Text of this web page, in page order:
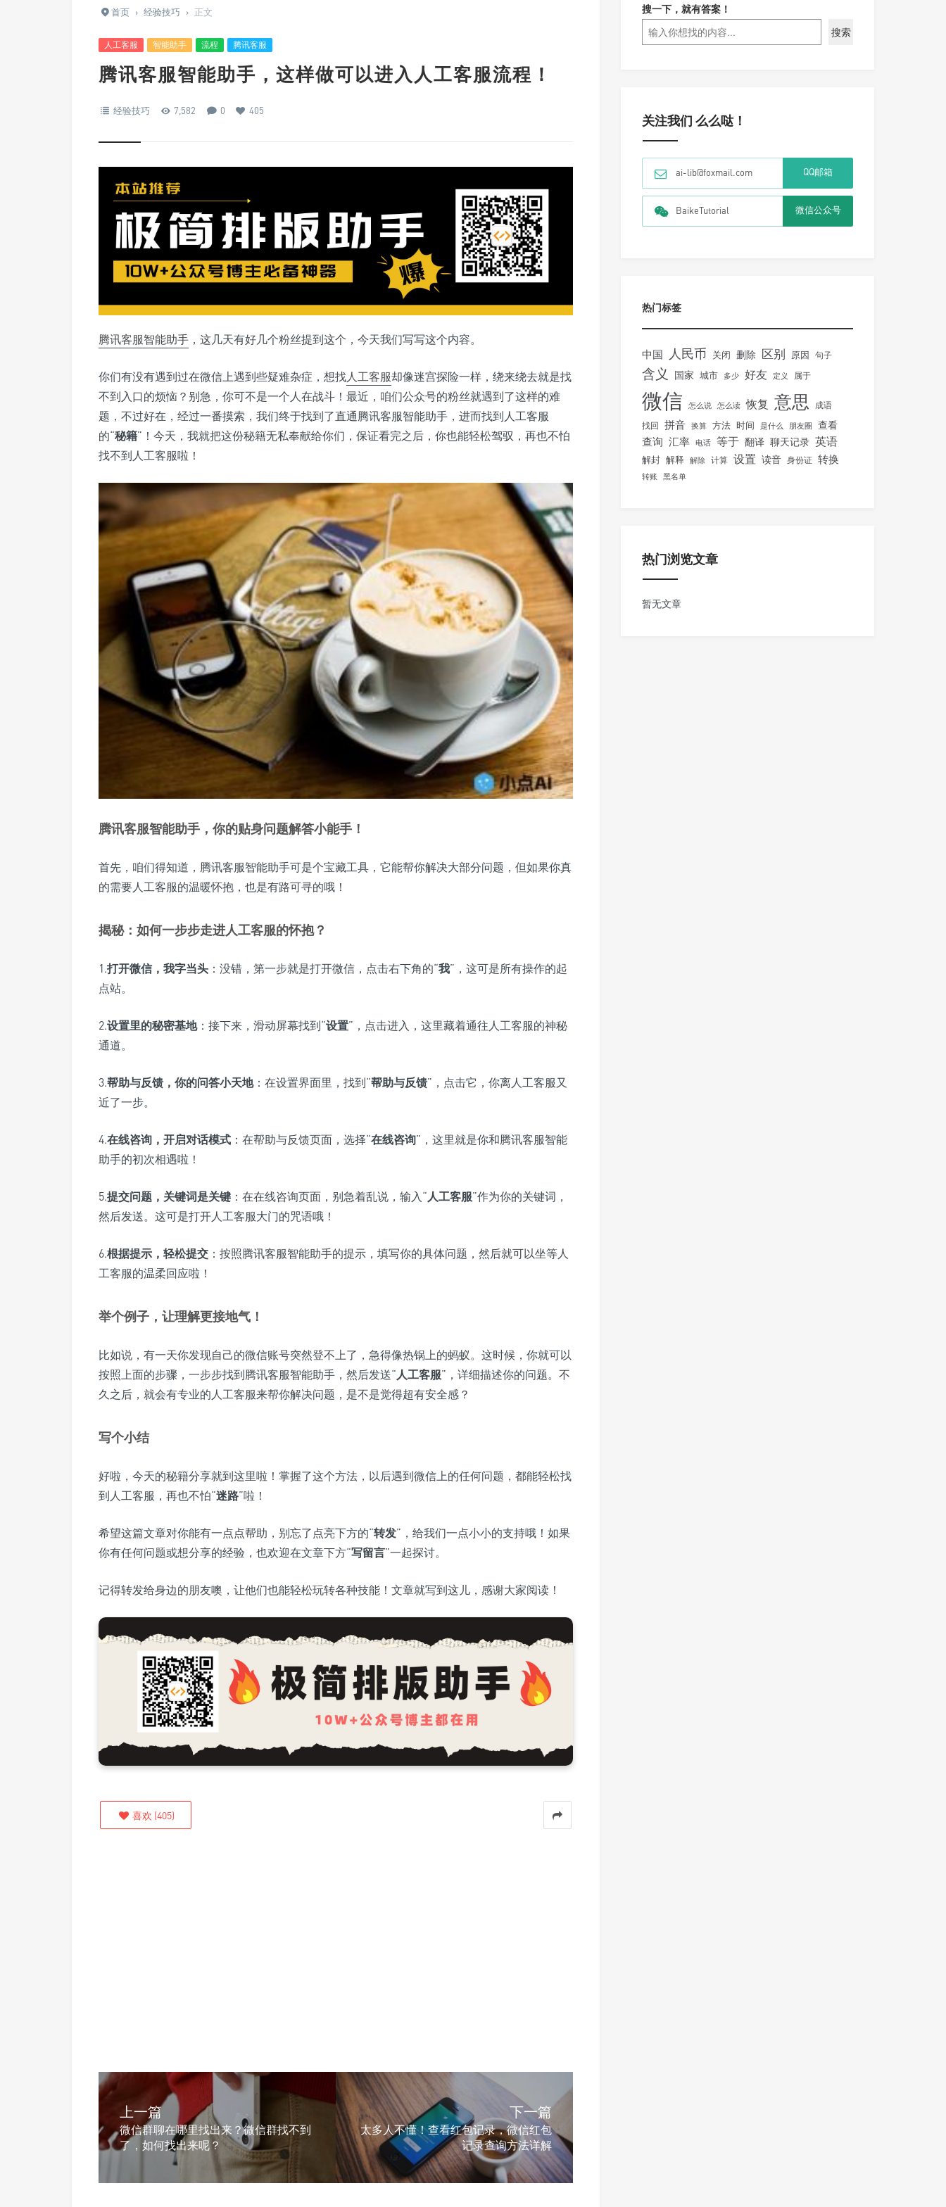
首页 › 经验技巧 › 正文
人工客服 智能助手 流程 腾讯客服
腾讯客服智能助手，这样做可以进入人工客服流程！
经验技巧 7,582 0 405
腾讯客服智能助手 ，这几天有好几个粉丝提到这个，今天我们写写这个内容。
你们有没有遇到过在微信上遇到些疑难杂症，想找 人工客服却像迷宫探险一样，绕来绕去就是找
不到入口的烦恼？别急，你可不是一个人在战斗！最近，咱们公众号的粉丝就遇到了这样的难
题，不过好在，经过一番摸索，我们终于找到了直通腾讯客服智能助手，进而找到人工客服
的“秘籍”！今天，我就把这份秘籍无私奉献给你们，保证看完之后，你也能轻松驾驭，再也不怕
找不到人工客服啦！
腾讯客服智能助手，你的贴身问题解答小能手！
首先，咱们得知道，腾讯客服智能助手可是个宝藏工具，它能帮你解决大部分问题，但如果你真
的需要人工客服的温暖怀抱，也是有路可寻的哦！
揭秘：如何一步步走进人工客服的怀抱？
1.打开微信，我字当头 ：没错，第一步就是打开微信，点击右下角的“我”，这可是所有操作的起
点站。
2.设置里的秘密基地：接下来，滑动屏幕找到“设置”，点击进入，这里藏着通往人工客服的神秘
通道。
3.帮助与反馈，你的问答小天地：在设置界面里，找到“帮助与反馈”，点击它，你离人工客服又
近了一步。
4.在线咨询，开启对话模式 ：在帮助与反馈页面，选择“在线咨询”，这里就是你和腾讯客服智能
助手的初次相遇啦！
5.提交问题，关键词是关键 ：在在线咨询页面，别急着乱说，输入“ 人工客服”作为你的关键词，
然后发送。这可是打开人工客服大门的咒语哦！
6.根据提示，轻松提交 ：按照腾讯客服智能助手的提示，填写你的具体问题，然后就可以坐等人
工客服的温柔回应啦！
举个例子，让理解更接地气！
比如说，有一天你发现自己的微信账号突然登不上了，急得像热锅上的蚂蚁。这时候，你就可以
按照上面的步骤，一步步找到腾讯客服智能助手，然后发送“ 人工客服”，详细描述你的问题。不
久之后，就会有专业的人工客服来帮你解决问题，是不是觉得超有安全感？
写个小结
好啦，今天的秘籍分享就到这里啦！掌握了这个方法，以后遇到微信上的任何问题，都能轻松找
到人工客服，再也不怕“迷路”啦！
希望这篇文章对你能有一点点帮助，别忘了点亮下方的“转发”，给我们一点小小的支持哦！如果
你有任何问题或想分享的经验，也欢迎在文章下方“写留言”一起探讨。
记得转发给身边的朋友噢，让他们也能轻松玩转各种技能！文章就写到这儿，感谢大家阅读！
喜欢 (405)
上一篇
微信群聊在哪里找出来？微信群找不到
了，如何找出来呢？
下一篇
太多人不懂！查看红包记录，微信红包
记录查询方法详解
搜一下，就有答案！
搜索
关注我们 么么哒！
ai-lib@foxmail.com QQ邮箱
BaikeTutorial 微信公众号
热门标签
中国 人民币 关闭 删除 区别 原因 句子
含义 国家 城市 多少 好友 定义 属于
微信 怎么说 怎么读 恢复 意思 成语
找回 拼音 换算 方法 时间 是什么 朋友圈 查看
查询 汇率 电话 等于 翻译 聊天记录 英语
解封 解释 解除 计算 设置 读音 身份证 转换
转账 黑名单
热门浏览文章
暂无文章